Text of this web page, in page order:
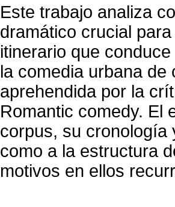
Este trabajo analiza
dramático crucial
itinerario que
la comedia urbana
aprehendida por la
Romantic comedy. El
corpus, su cronología
como a la estructura
motivos en ellos